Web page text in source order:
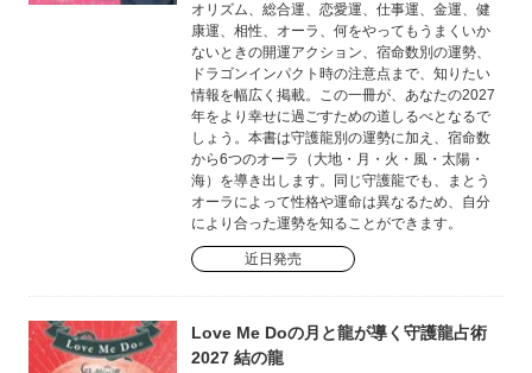
オリズム、総合運、恋愛運、仕事運、金運、健
康運、相性、オーラ、何をやってもうまくいか
ないときの開運アクション、宿命数別の運勢、
ドラゴンインパクト時の注意点まで、知りたい
情報を幅広く掲載。この一冊が、あなたの2027
年をより幸せに過ごすための道しるべとなるで
しょう。本書は守護龍別の運勢に加え、宿命数
から6つのオーラ（大地・月・火・風・太陽・
海）を導き出します。同じ守護龍でも、まとう
オーラによって性格や運命は異なるため、自分
により合った運勢を知ることができます。
近日発売
Love Me Doの月と龍が導く守護龍占術
2027 結の龍